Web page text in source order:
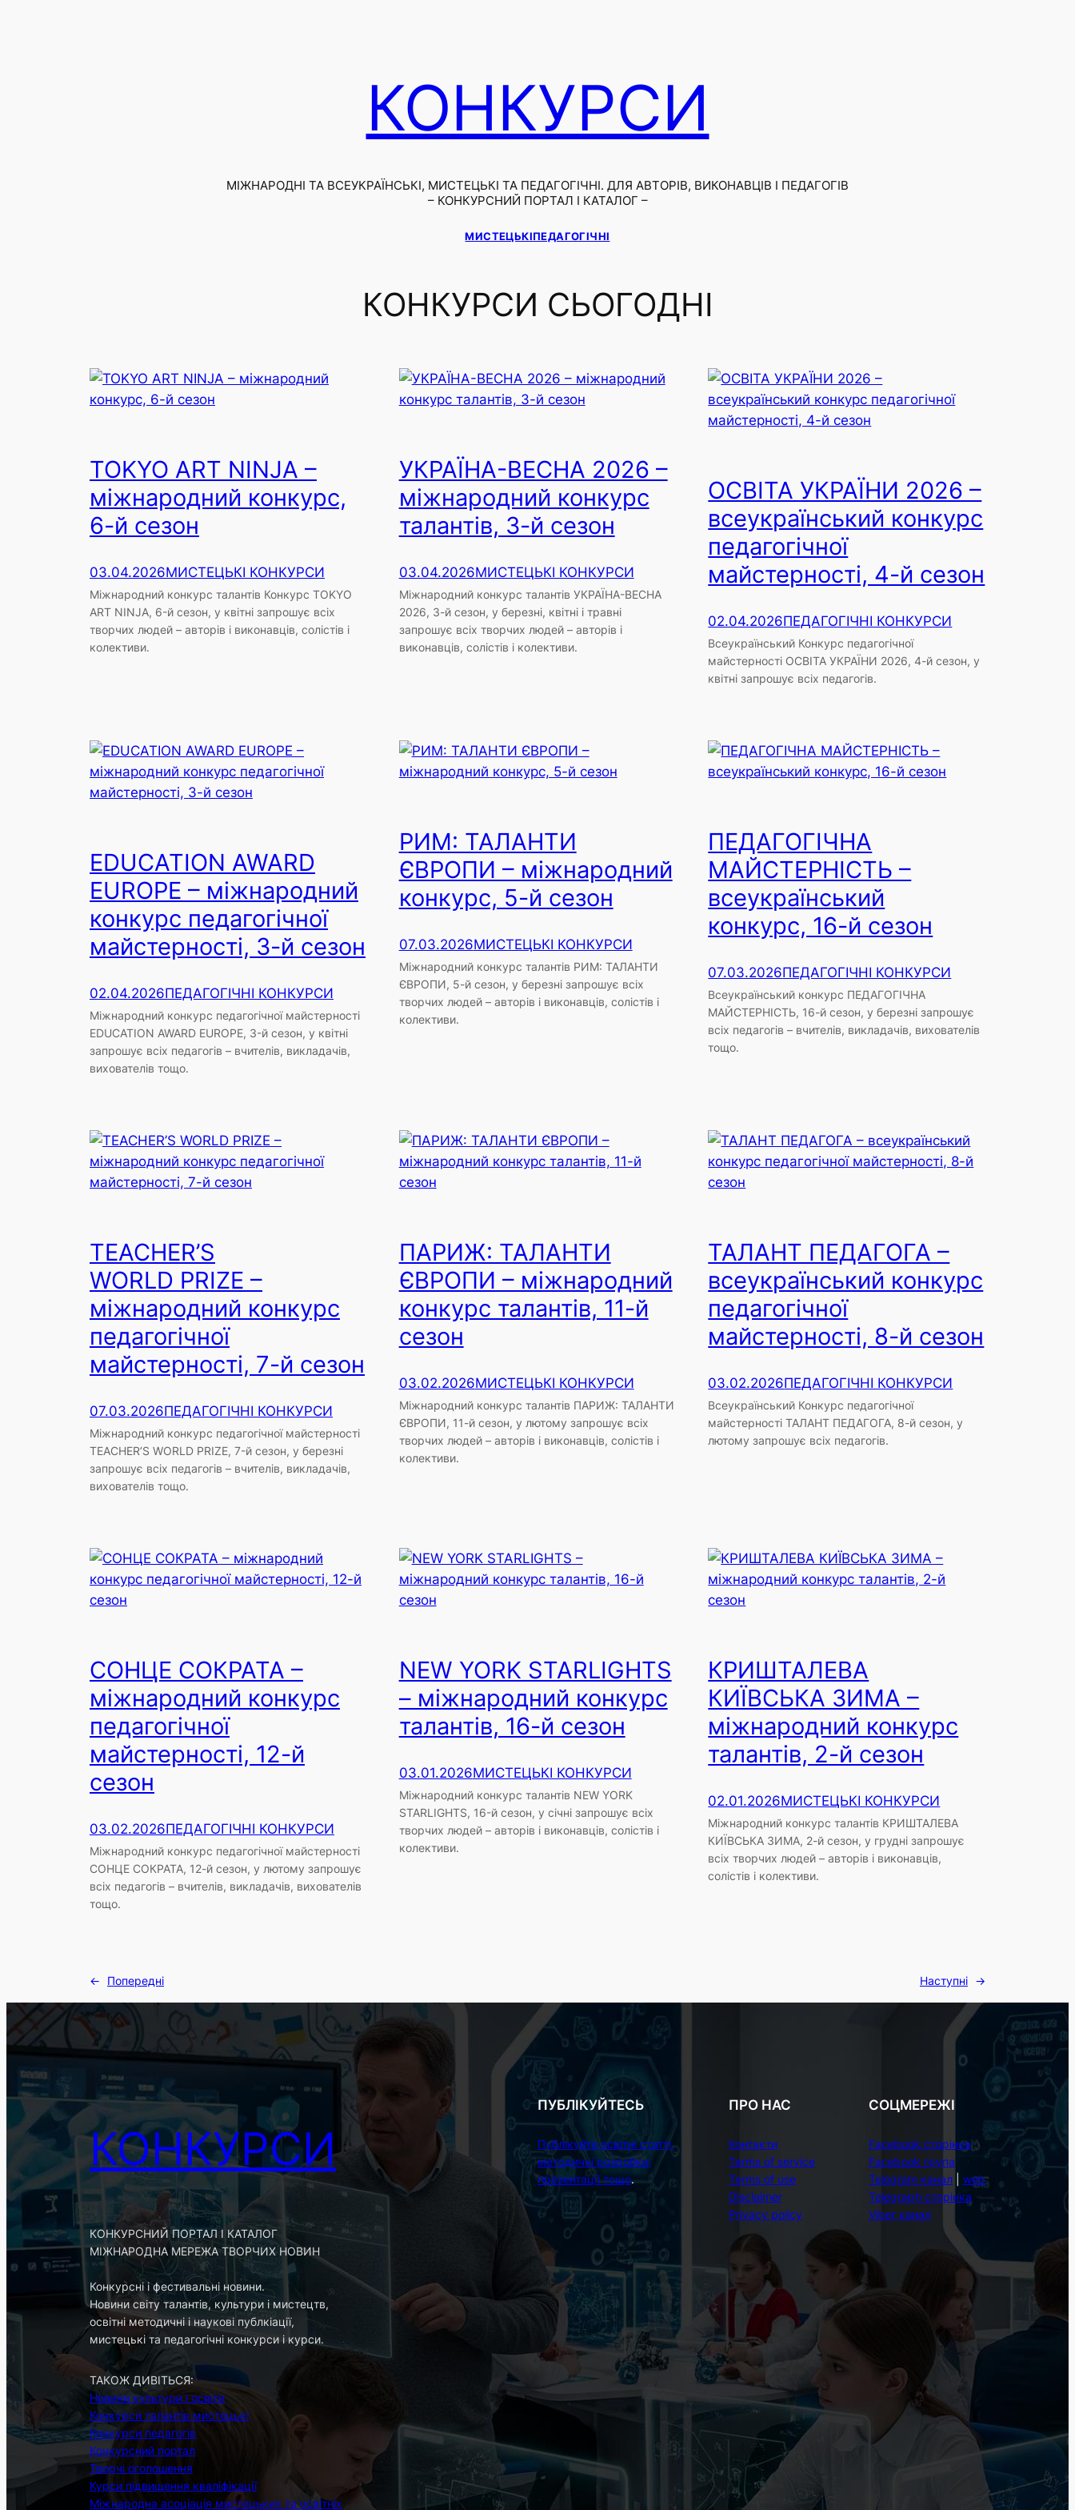
КОНКУРСИ
МІЖНАРОДНІ ТА ВСЕУКРАЇНСЬКІ, МИСТЕЦЬКІ ТА ПЕДАГОГІЧНІ. ДЛЯ АВТОРІВ, ВИКОНАВЦІВ І ПЕДАГОГІВ
– КОНКУРСНИЙ ПОРТАЛ І КАТАЛОГ –
МИСТЕЦЬКІПЕДАГОГІЧНІ
КОНКУРСИ СЬОГОДНІ
TOKYO ART NINJA –
міжнародний конкурс,
6-й сезон
03.04.2026МИСТЕЦЬКІ КОНКУРСИ
Міжнародний конкурс талантів Конкурс TOKYO
ART NINJA, 6-й сезон, у квітні запрошує всіх
творчих людей – авторів і виконавців, солістів і
колективи.
УКРАЇНА-ВЕСНА 2026 –
міжнародний конкурс
талантів, 3-й сезон
03.04.2026МИСТЕЦЬКІ КОНКУРСИ
Міжнародний конкурс талантів УКРАЇНА-ВЕСНА
2026, 3-й сезон, у березні, квітні і травні
запрошує всіх творчих людей – авторів і
виконавців, солістів і колективи.
ОСВІТА УКРАЇНИ 2026 –
всеукраїнський конкурс
педагогічної
майстерності, 4-й сезон
02.04.2026ПЕДАГОГІЧНІ КОНКУРСИ
Всеукраїнський Конкурс педагогічної
майстерності ОСВІТА УКРАЇНИ 2026, 4-й сезон, у
квітні запрошує всіх педагогів.
EDUCATION AWARD
EUROPE – міжнародний
конкурс педагогічної
майстерності, 3-й сезон
02.04.2026ПЕДАГОГІЧНІ КОНКУРСИ
Міжнародний конкурс педагогічної майстерності
EDUCATION AWARD EUROPE, 3-й сезон, у квітні
запрошує всіх педагогів – вчителів, викладачів,
вихователів тощо.
РИМ: ТАЛАНТИ
ЄВРОПИ – міжнародний
конкурс, 5-й сезон
07.03.2026МИСТЕЦЬКІ КОНКУРСИ
Міжнародний конкурс талантів РИМ: ТАЛАНТИ
ЄВРОПИ, 5-й сезон, у березні запрошує всіх
творчих людей – авторів і виконавців, солістів і
колективи.
ПЕДАГОГІЧНА
МАЙСТЕРНІСТЬ –
всеукраїнський
конкурс, 16-й сезон
07.03.2026ПЕДАГОГІЧНІ КОНКУРСИ
Всеукраїнський конкурс ПЕДАГОГІЧНА
МАЙСТЕРНІСТЬ, 16-й сезон, у березні запрошує
всіх педагогів – вчителів, викладачів, вихователів
тощо.
TEACHER’S
WORLD PRIZE –
міжнародний конкурс
педагогічної
майстерності, 7-й сезон
07.03.2026ПЕДАГОГІЧНІ КОНКУРСИ
Міжнародний конкурс педагогічної майстерності
TEACHER’S WORLD PRIZE, 7-й сезон, у березні
запрошує всіх педагогів – вчителів, викладачів,
вихователів тощо.
ПАРИЖ: ТАЛАНТИ
ЄВРОПИ – міжнародний
конкурс талантів, 11-й
сезон
03.02.2026МИСТЕЦЬКІ КОНКУРСИ
Міжнародний конкурс талантів ПАРИЖ: ТАЛАНТИ
ЄВРОПИ, 11-й сезон, у лютому запрошує всіх
творчих людей – авторів і виконавців, солістів і
колективи.
ТАЛАНТ ПЕДАГОГА –
всеукраїнський конкурс
педагогічної
майстерності, 8-й сезон
03.02.2026ПЕДАГОГІЧНІ КОНКУРСИ
Всеукраїнський Конкурс педагогічної
майстерності ТАЛАНТ ПЕДАГОГА, 8-й сезон, у
лютому запрошує всіх педагогів.
СОНЦЕ СОКРАТА –
міжнародний конкурс
педагогічної
майстерності, 12-й
сезон
03.02.2026ПЕДАГОГІЧНІ КОНКУРСИ
Міжнародний конкурс педагогічної майстерності
СОНЦЕ СОКРАТА, 12-й сезон, у лютому запрошує
всіх педагогів – вчителів, викладачів, вихователів
тощо.
NEW YORK STARLIGHTS
– міжнародний конкурс
талантів, 16-й сезон
03.01.2026МИСТЕЦЬКІ КОНКУРСИ
Міжнародний конкурс талантів NEW YORK
STARLIGHTS, 16-й сезон, у січні запрошує всіх
творчих людей – авторів і виконавців, солістів і
колективи.
КРИШТАЛЕВА
КИЇВСЬКА ЗИМА –
міжнародний конкурс
талантів, 2-й сезон
02.01.2026МИСТЕЦЬКІ КОНКУРСИ
Міжнародний конкурс талантів КРИШТАЛЕВА
КИЇВСЬКА ЗИМА, 2-й сезон, у грудні запрошує
всіх творчих людей – авторів і виконавців,
солістів і колективи.
← Попередні Наступні →
КОНКУРСИ
КОНКУРСНИЙ ПОРТАЛ І КАТАЛОГ
МІЖНАРОДНА МЕРЕЖА ТВОРЧИХ НОВИН
Конкурсні і фестивальні новини.
Новини світу талантів, культури і мистецтв,
освітні методичні і наукові публкіації,
мистецькі та педагогічні конкурси і курси.
ТАКОЖ ДИВІТЬСЯ:
Новини культури і освіти
Конкурси талантів мистецькі
Конкурси педагогів
Конкурсний портал
Творчі оголошення
Курси підвищення кваліфікації
Міжнародна асоціація мистецьких та освітніх
ПУБЛІКУЙТЕСЬ
Публікуйте освітні статті,
методичні розробки,
презентації тощо.
ПРО НАС
Контакти
Terms of service
Terms of use
Disclaimer
Privacy policy
СОЦМЕРЕЖІ
Facebook сторінка
Facebook група
Telegram канал
web
Telegraph сторінка
Viber канал